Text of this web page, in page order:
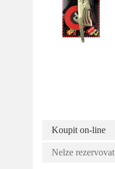
Koupit on-line
Nelze rezervovat